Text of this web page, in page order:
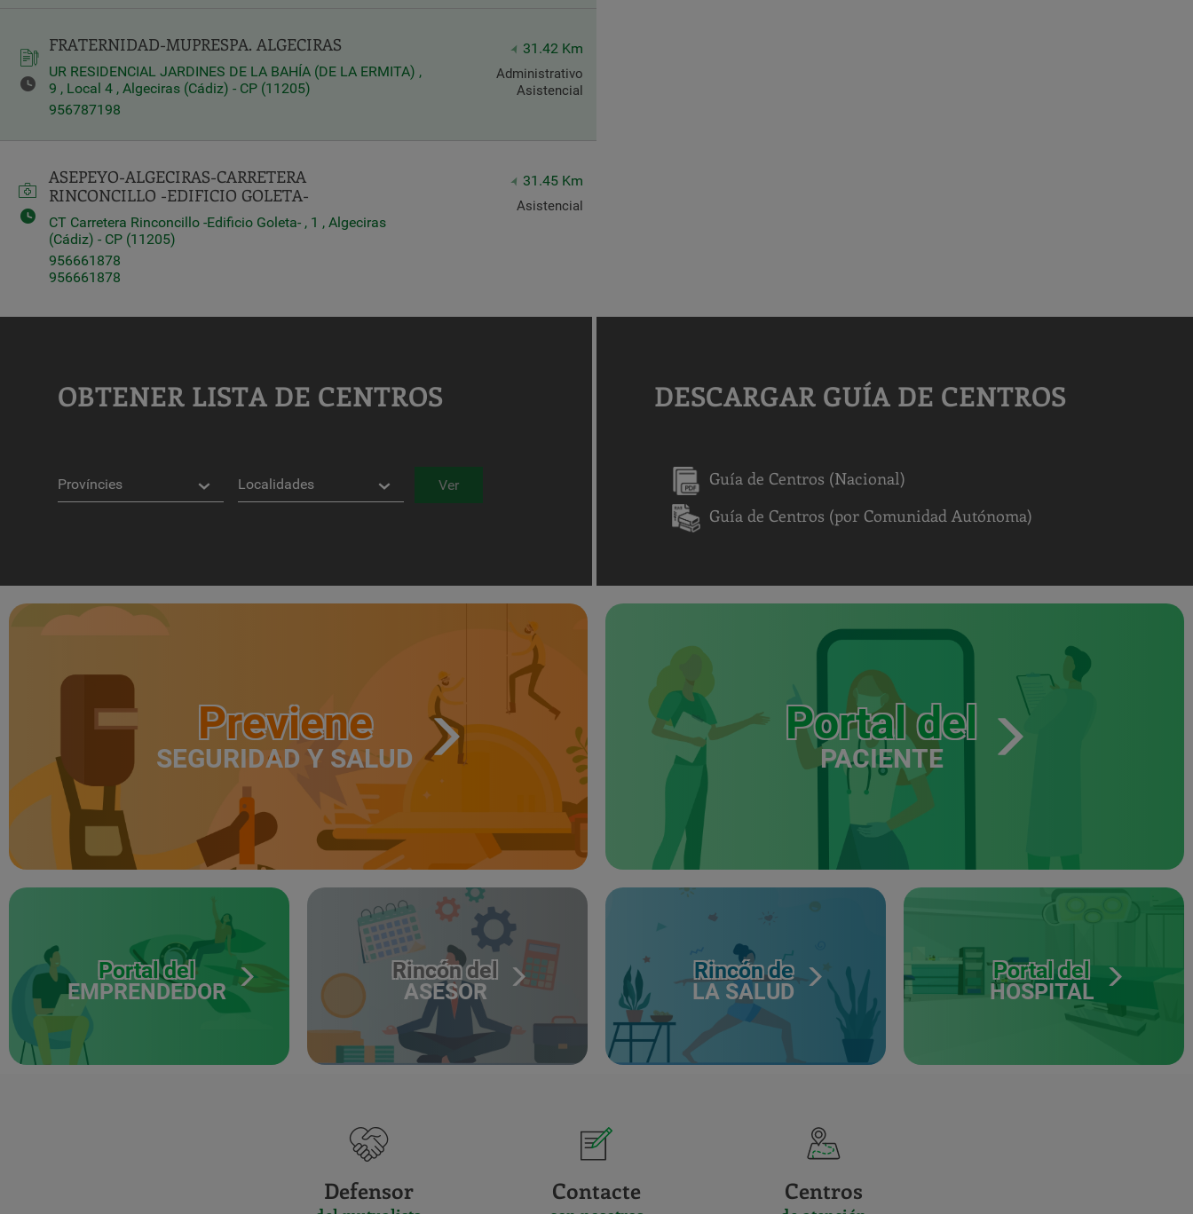
Query
Search
Centros
FRATERNIDAD-MUPRESPA. ALGECIRAS
UR RESIDENCIAL JARDINES DE LA BAHÍA (DE LA ERMITA) ,
9 , Local 4 , Algeciras (Cádiz) - CP (11205)
956787198
31.42 Km
Administrativo
Asistencial
ASEPEYO-ALGECIRAS-CARRETERA
RINCONCILLO -EDIFICIO GOLETA-
CT Carretera Rinconcillo -Edificio Goleta- , 1 , Algeciras
(Cádiz) - CP (11205)
956661878
956661878
31.45 Km
Asistencial
OBTENER LISTA DE CENTROS
Localidades
Ver
DESCARGAR GUÍA DE CENTROS
Guía de Centros (Nacional)
Guía de Centros (por Comunidad Autónoma)
Previene
SEGURIDAD Y SALUD
Portal del
PACIENTE
Portal del
EMPRENDEDOR
Rincón del
ASESOR
Rincón de
LA SALUD
Portal del
HOSPITAL
Defensor Contacte Centros